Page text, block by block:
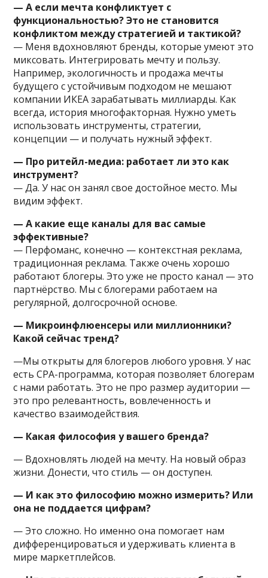
— А если мечта конфликтует с
функциональностью? Это не становится
конфликтом между стратегией и тактикой?
— Меня вдохновляют бренды, которые умеют это
миксовать. Интегрировать мечту и пользу.
Например, экологичность и продажа мечты
будущего с устойчивым подходом не мешают
компании ИКЕА зарабатывать миллиарды. Как
всегда, история многофакторная. Нужно уметь
использовать инструменты, стратегии,
концепции — и получать нужный эффект.
— Про ритейл-медиа: работает ли это как
инструмент?
— Да. У нас он занял свое достойное место. Мы
видим эффект.
— А какие еще каналы для вас самые
эффективные?
— Перфоманс, конечно — контекстная реклама,
традиционная реклама. Также очень хорошо
работают блогеры. Это уже не просто канал — это
партнёрство. Мы с блогерами работаем на
регулярной, долгосрочной основе.
— Микроинфлюенсеры или миллионники?
Какой сейчас тренд?
—Мы открыты для блогеров любого уровня. У нас
есть CPA-программа, которая позволяет блогерам
с нами работать. Это не про размер аудитории —
это про релевантность, вовлеченность и
качество взаимодействия.
— Какая философия у вашего бренда?
— Вдохновлять людей на мечту. На новый образ
жизни. Донести, что стиль — он доступен.
— И как это философию можно измерить? Или
она не поддается цифрам?
— Это сложно. Но именно она помогает нам
дифференцироваться и удерживать клиента в
мире маркетплейсов.